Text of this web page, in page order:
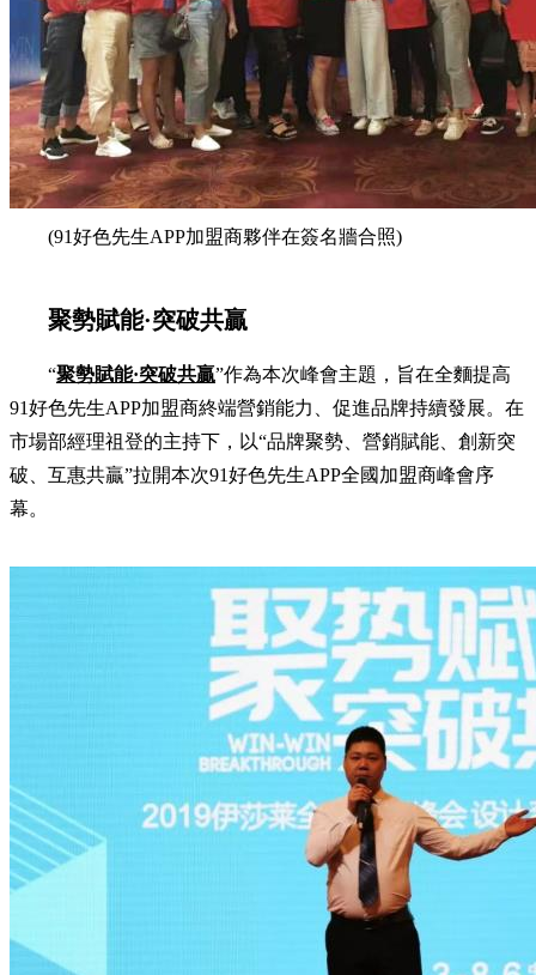
(91好色先生APP加盟商夥伴在簽名牆合照)
聚勢賦能·突破共贏
“聚勢賦能·突破共贏”作為本次峰會主題，旨在全麵提高
91好色先生APP加盟商終端營銷能力、促進品牌持續發展。在
市場部經理祖登的主持下，以“品牌聚勢、營銷賦能、創新突
破、互惠共贏”拉開本次91好色先生APP全國加盟商峰會序
幕。